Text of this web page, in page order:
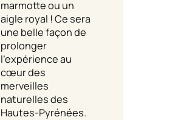
marmotte ou un
aigle royal ! Ce sera
une belle façon de
prolonger
l’expérience au
cœur des
merveilles
naturelles des
Hautes-Pyrénées.